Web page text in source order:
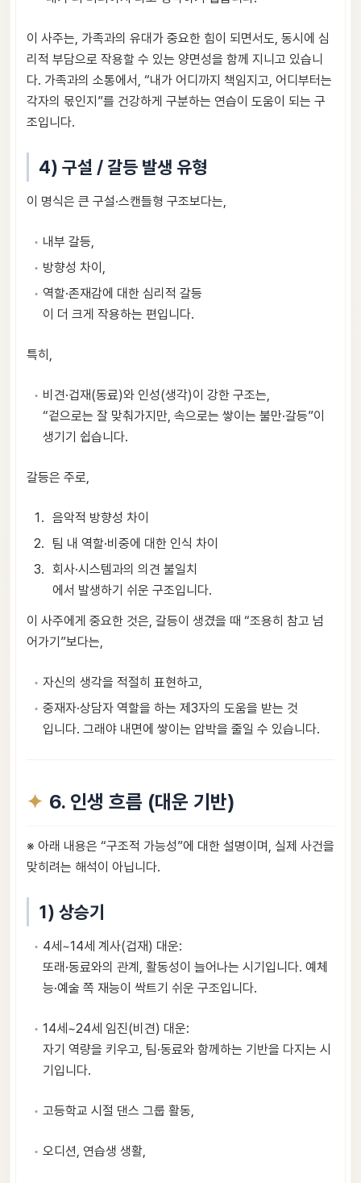
이 사주는, 가족과의 유대가 중요한 힘이 되면서도, 동시에 심
리적 부담으로 작용할 수 있는 양면성을 함께 지니고 있습니
다. 가족과의 소통에서, “내가 어디까지 책임지고, 어디부터는
각자의 몫인지”를 건강하게 구분하는 연습이 도움이 되는 구
조입니다.
4) 구설 / 갈등 발생 유형
이 명식은 큰 구설·스캔들형 구조보다는,
내부 갈등,
방향성 차이,
역할·존재감에 대한 심리적 갈등
이 더 크게 작용하는 편입니다.
특히,
비견·겁재(동료)와 인성(생각)이 강한 구조는,
“겉으로는 잘 맞춰가지만, 속으로는 쌓이는 불만·갈등”이
생기기 쉽습니다.
갈등은 주로,
음악적 방향성 차이
팀 내 역할·비중에 대한 인식 차이
회사·시스템과의 의견 불일치
에서 발생하기 쉬운 구조입니다.
이 사주에게 중요한 것은, 갈등이 생겼을 때 “조용히 참고 넘
어가기”보다는,
자신의 생각을 적절히 표현하고,
중재자·상담자 역할을 하는 제3자의 도움을 받는 것
입니다. 그래야 내면에 쌓이는 압박을 줄일 수 있습니다.
6. 인생 흐름 (대운 기반)
※ 아래 내용은 “구조적 가능성”에 대한 설명이며, 실제 사건을
맞히려는 해석이 아닙니다.
1) 상승기
4세~14세 계사(겁재) 대운:
또래·동료와의 관계, 활동성이 늘어나는 시기입니다. 예체
능·예술 쪽 재능이 싹트기 쉬운 구조입니다.
14세~24세 임진(비견) 대운:
자기 역량을 키우고, 팀·동료와 함께하는 기반을 다지는 시
기입니다.
고등학교 시절 댄스 그룹 활동,
오디션, 연습생 생활,